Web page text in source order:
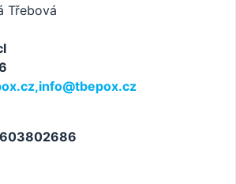
Třebová